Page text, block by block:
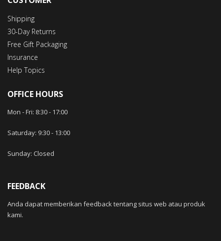
Shipping
30-Day Returns
Free Gift Packaging
Insurance
Help Topics
OFFICE HOURS
Mon - Fri: 8:30 - 17:00
Saturday: 9:30- 13:00
Sunday: Closed
FEEDBACK
Anda dapat memberikan feedback tentang situs web atau produk
kami.